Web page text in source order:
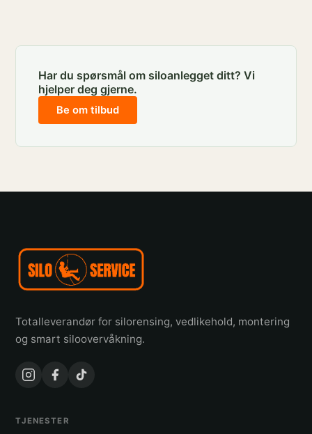
Har du spørsmål om siloanlegget ditt? Vi
hjelper deg gjerne.
Be om tilbud
Totalleverandør for silorensing, vedlikehold, montering
og smart siloovervåkning.
TJENESTER